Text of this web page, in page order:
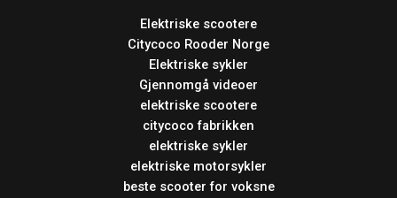
Elektriske scootere
Citycoco Rooder Norge
Elektriske sykler
Gjennomgå videoer
elektriske scootere
citycoco fabrikken
elektriske sykler
elektriske motorsykler
beste scooter for voksne